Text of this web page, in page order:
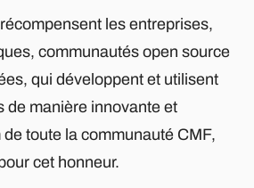
les entreprises,
communautés open source
qui développent et utilisent
de manière innovante et
toute la communauté CMF,
cet honneur.